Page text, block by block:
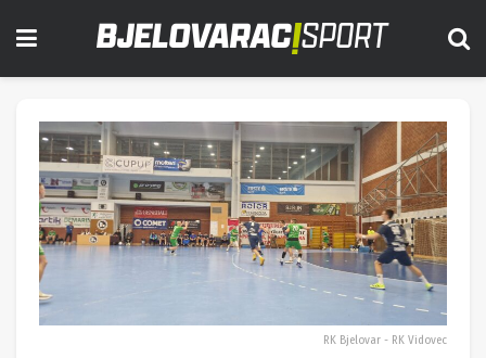
RK Bjelovar - RK Vidovec